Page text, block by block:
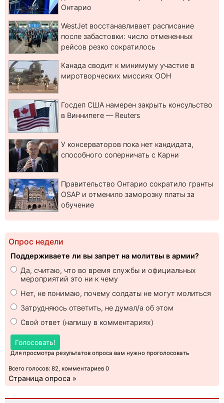
Онтарио
WestJet восстанавливает расписание
после забастовки: число отмененных
рейсов резко сократилось
Канада сводит к минимуму участие в
миротворческих миссиях ООН
Госдеп США намерен закрыть консульство
в Виннипеге — Reuters
У консерваторов пока нет кандидата,
способного соперничать с Карни
Правительство Онтарио сократило гранты
OSAP и отменило заморозку платы за
обучение
Опрос недели
Поддерживаете ли вы запрет на молитвы в армии?
Да, считаю, что во время службы и официальных
мероприятий это ни к чему
Нет, не понимаю, почему солдаты не могут молиться
Затрудняюсь ответить, не думал/а об этом
Свой ответ (напишу в комментариях)
Голосовать!
Для просмотра результатов опроса вам нужно проголосовать
Всего голосов: 82, комментариев 0
Страница опроса »